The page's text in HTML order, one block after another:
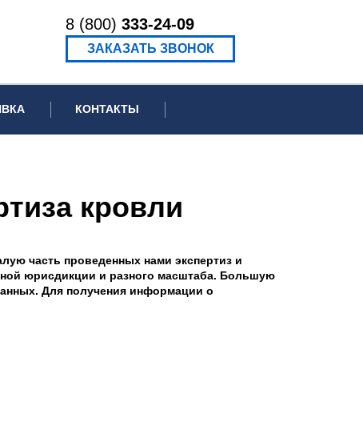
8 (800) 333-24-09
ЗАКАЗАТЬ ЗВОНОК
рецензии
КОНТАКТЫ
кровли
часть проведенных нами экспертиз и
юрисдикции и разного масштаба. Большую
Для получения информации о